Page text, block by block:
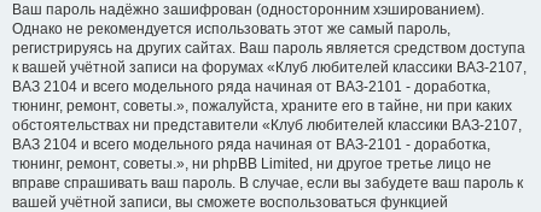
Ваш пароль надёжно зашифрован (односторонним хэшированием).
Однако не рекомендуется использовать этот же самый пароль,
регистрируясь на других сайтах. Ваш пароль является средством доступа
к вашей учётной записи на форумах «Клуб любителей классики ВАЗ-2107,
ВАЗ 2104 и всего модельного ряда начиная от ВАЗ-2101 - доработка,
тюнинг, ремонт, советы.», пожалуйста, храните его в тайне, ни при каких
обстоятельствах ни представители «Клуб любителей классики ВАЗ-2107,
ВАЗ 2104 и всего модельного ряда начиная от ВАЗ-2101 - доработка,
тюнинг, ремонт, советы.», ни phpBB Limited, ни другое третье лицо не
вправе спрашивать ваш пароль. В случае, если вы забудете ваш пароль к
вашей учётной записи, вы сможете воспользоваться функцией